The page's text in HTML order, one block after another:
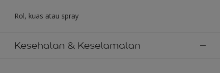
Rol, kuas atau spray
Kesehatan & Keselamatan